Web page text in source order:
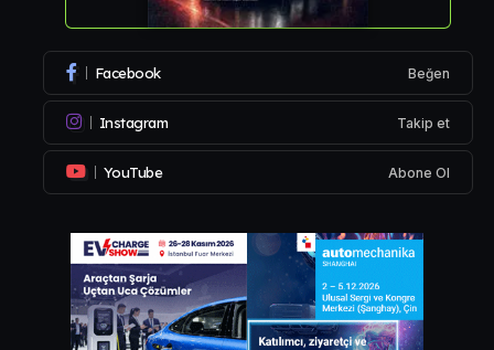
Facebook Beğen
Instagram Takip et
YouTube Abone Ol